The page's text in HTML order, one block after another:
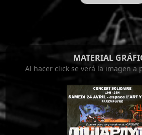
MATERIAL
Al hacer click se verá la imagen a